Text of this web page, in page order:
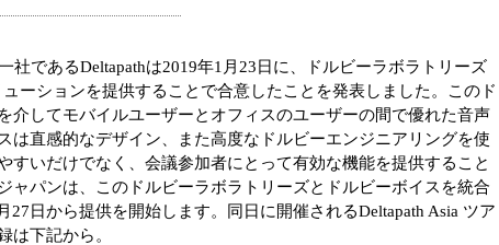
であるDeltapathは2019年1月23日に、ドルビーラボラトリーズ
ーションを提供することで合意したことを発表しました。このド
介してモバイルユーザーとオフィスのユーザーの間で優れた音声
直感的なデザイン、また高度なドルビーエンジニアリングを使
いだけでなく、会議参加者にとって有効な機能を提供すること
ャパンは、このドルビーラボラトリーズとドルビーボイスを統合
日から提供を開始します。同日に開催されるDeltapath Asia ツア
は下記から。